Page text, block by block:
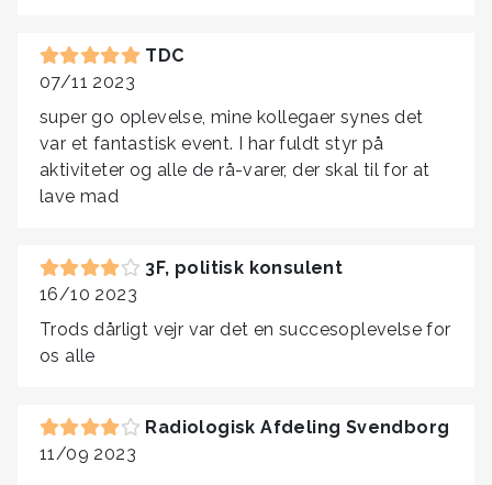
TDC
07/11 2023
super go oplevelse, mine kollegaer synes det
var et fantastisk event. I har fuldt styr på
aktiviteter og alle de rå-varer, der skal til for at
lave mad
3F, politisk konsulent
16/10 2023
Trods dårligt vejr var det en succesoplevelse for
os alle
Radiologisk Afdeling Svendborg
11/09 2023